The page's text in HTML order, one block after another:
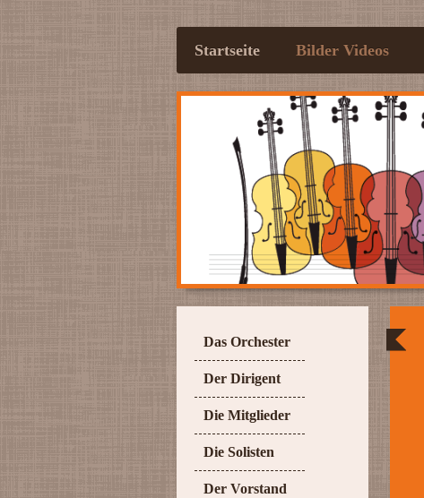
Startseite Bilder Videos
Das Orchester
Der Dirigent
Die Mitglieder
Die Solisten
Der Vorstand